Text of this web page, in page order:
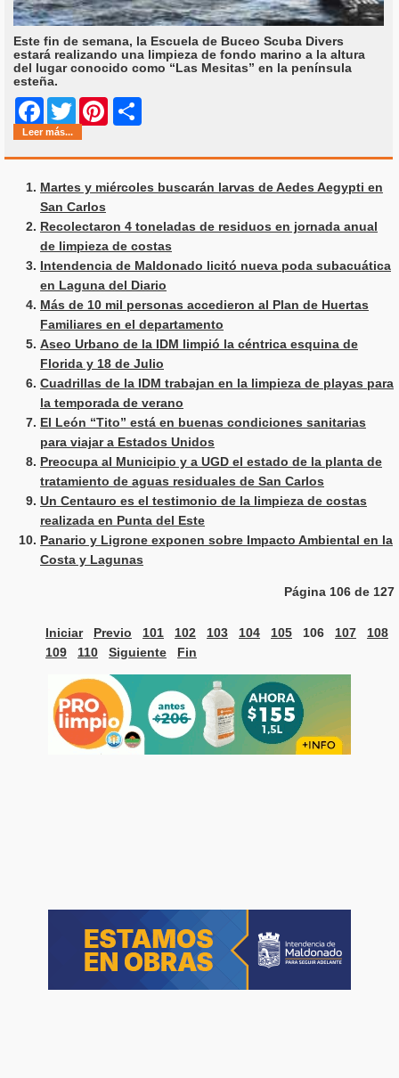
Este fin de semana, la Escuela de Buceo Scuba Divers
estará realizando una limpieza de fondo marino a la altura
del lugar conocido como “Las Mesitas” en la península
esteña.
Facebook
Twitter Pinterest
Leer más...
Martes y miércoles buscarán larvas de Aedes Aegypti en
San Carlos
Recolectaron 4 toneladas de residuos en jornada anual
de limpieza de costas
Intendencia de Maldonado licitó nueva poda subacuática
en Laguna del Diario
Más de 10 mil personas accedieron al Plan de Huertas
Familiares en el departamento
Aseo Urbano de la IDM limpió la céntrica esquina de
Florida y 18 de Julio
Cuadrillas de la IDM trabajan en la limpieza de playas para
la temporada de verano
El León “Tito” está en buenas condiciones sanitarias
para viajar a Estados Unidos
Preocupa al Municipio y a UGD el estado de la planta de
tratamiento de aguas residuales de San Carlos
Un Centauro es el testimonio de la limpieza de costas
realizada en Punta del Este
Panario y Ligrone exponen sobre Impacto Ambiental en la
Costa y Lagunas
Página 106 de 127
Iniciar Previo 101 102 103 104 105 106 107
108
109
110 Siguiente Fin